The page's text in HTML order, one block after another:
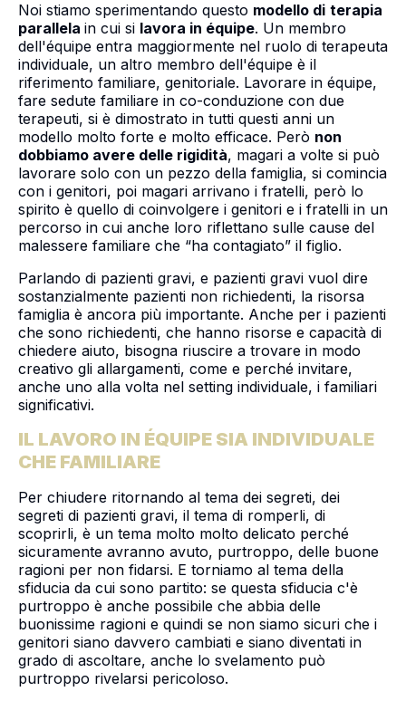
Noi stiamo sperimentando questo modello di terapia
parallela in cui si lavora in équipe. Un membro
dell'équipe entra maggiormente nel ruolo di terapeuta
individuale, un altro membro dell'équipe è il
riferimento familiare, genitoriale. Lavorare in équipe,
fare sedute familiare in co-conduzione con due
terapeuti, si è dimostrato in tutti questi anni un
modello molto forte e molto efficace. Però non
dobbiamo avere delle rigidità, magari a volte si può
lavorare solo con un pezzo della famiglia, si comincia
con i genitori, poi magari arrivano i fratelli, però lo
spirito è quello di coinvolgere i genitori e i fratelli in un
percorso in cui anche loro riflettano sulle cause del
malessere familiare che “ha contagiato” il figlio.
Parlando di pazienti gravi, e pazienti gravi vuol dire
sostanzialmente pazienti non richiedenti, la risorsa
famiglia è ancora più importante. Anche per i pazienti
che sono richiedenti, che hanno risorse e capacità di
chiedere aiuto, bisogna riuscire a trovare in modo
creativo gli allargamenti, come e perché invitare,
anche uno alla volta nel setting individuale, i familiari
significativi.
IL LAVORO IN ÉQUIPE SIA INDIVIDUALE
CHE FAMILIARE
Per chiudere ritornando al tema dei segreti, dei
segreti di pazienti gravi, il tema di romperli, di
scoprirli, è un tema molto molto delicato perché
sicuramente avranno avuto, purtroppo, delle buone
ragioni per non fidarsi. E torniamo al tema della
sfiducia da cui sono partito: se questa sfiducia c'è
purtroppo è anche possibile che abbia delle
buonissime ragioni e quindi se non siamo sicuri che i
genitori siano davvero cambiati e siano diventati in
grado di ascoltare, anche lo svelamento può
purtroppo rivelarsi pericoloso.